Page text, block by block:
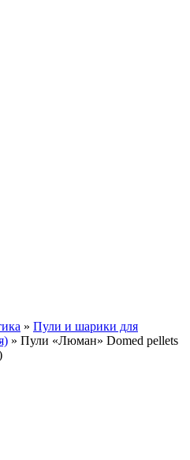
» Пули и шарики для
» Пули «Люман» Domed pellets